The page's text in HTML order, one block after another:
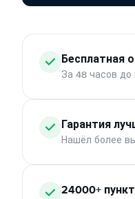
Бесплатная
За 48 часов до
Гарантия
Нашёл более
24000+